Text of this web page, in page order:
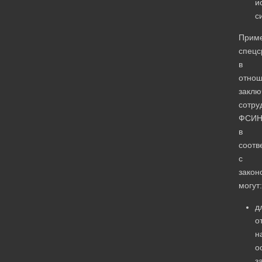
в
ФСИН
в
с
могут: